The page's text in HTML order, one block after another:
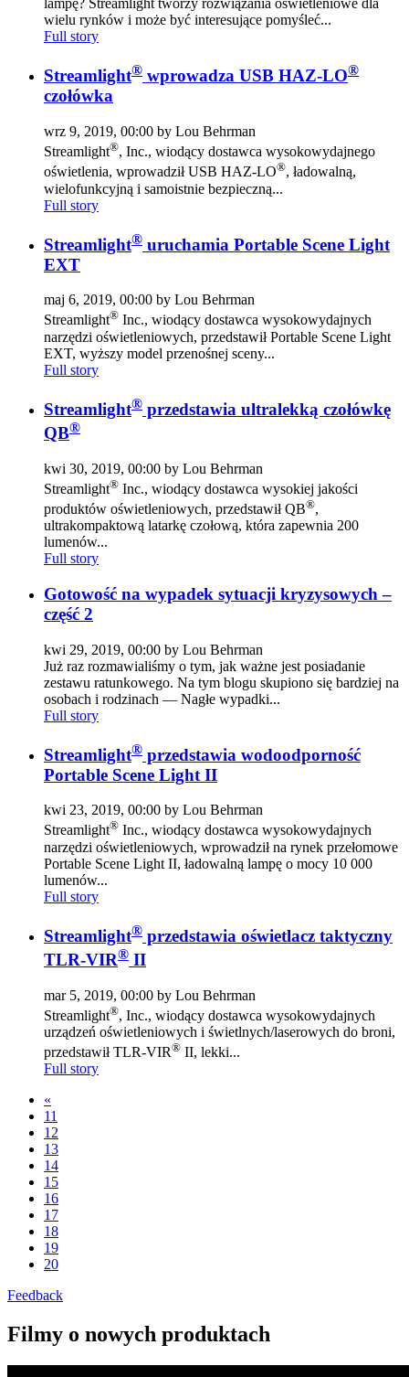
lampę? Streamlight tworzy rozwiązania oświetleniowe dla
wielu rynków i może być interesujące pomyśleć...
Full story
Streamlight® wprowadza USB HAZ-LO®
czołówka
wrz 9, 2019, 00:00 by Lou Behrman
Streamlight®, Inc., wiodący dostawca wysokowydajnego
oświetlenia, wprowadził USB HAZ-LO®, ładowalną,
wielofunkcyjną i samoistnie bezpieczną...
Full story
Streamlight® uruchamia Portable Scene Light
EXT
maj 6, 2019, 00:00 by Lou Behrman
Streamlight® Inc., wiodący dostawca wysokowydajnych
narzędzi oświetleniowych, przedstawił Portable Scene Light
EXT, wyższy model przenośnej sceny...
Full story
Streamlight® przedstawia ultralekką czołówkę
QB®
kwi 30, 2019, 00:00 by Lou Behrman
Streamlight® Inc., wiodący dostawca wysokiej jakości
produktów oświetleniowych, przedstawił QB®,
ultrakompaktową latarkę czołową, która zapewnia 200
lumenów...
Full story
Gotowość na wypadek sytuacji kryzysowych –
część 2
kwi 29, 2019, 00:00 by Lou Behrman
Już raz rozmawialiśmy o tym, jak ważne jest posiadanie
zestawu ratunkowego. Na tym blogu skupiono się bardziej na
osobach i rodzinach — Nagłe wypadki...
Full story
Streamlight® przedstawia wodoodporność
Portable Scene Light II
kwi 23, 2019, 00:00 by Lou Behrman
Streamlight® Inc., wiodący dostawca wysokowydajnych
narzędzi oświetleniowych, wprowadził na rynek przełomowe
Portable Scene Light II, ładowalną lampę o mocy 10 000
lumenów...
Full story
Streamlight® przedstawia oświetlacz taktyczny
TLR-VIR® II
mar 5, 2019, 00:00 by Lou Behrman
Streamlight®, Inc., wiodący dostawca wysokowydajnych
urządzeń oświetleniowych i świetlnych/laserowych do broni,
przedstawił TLR-VIR® II, lekki...
Full story
«
11
12
13
14
15
16
17
18
19
20
Feedback
Filmy o nowych produktach